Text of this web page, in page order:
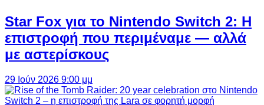
Star Fox για το Nintendo Switch 2: Η
επιστροφή που περιμέναμε — αλλά
με αστερίσκους
29 Ιούν 2026 9:00 μμ